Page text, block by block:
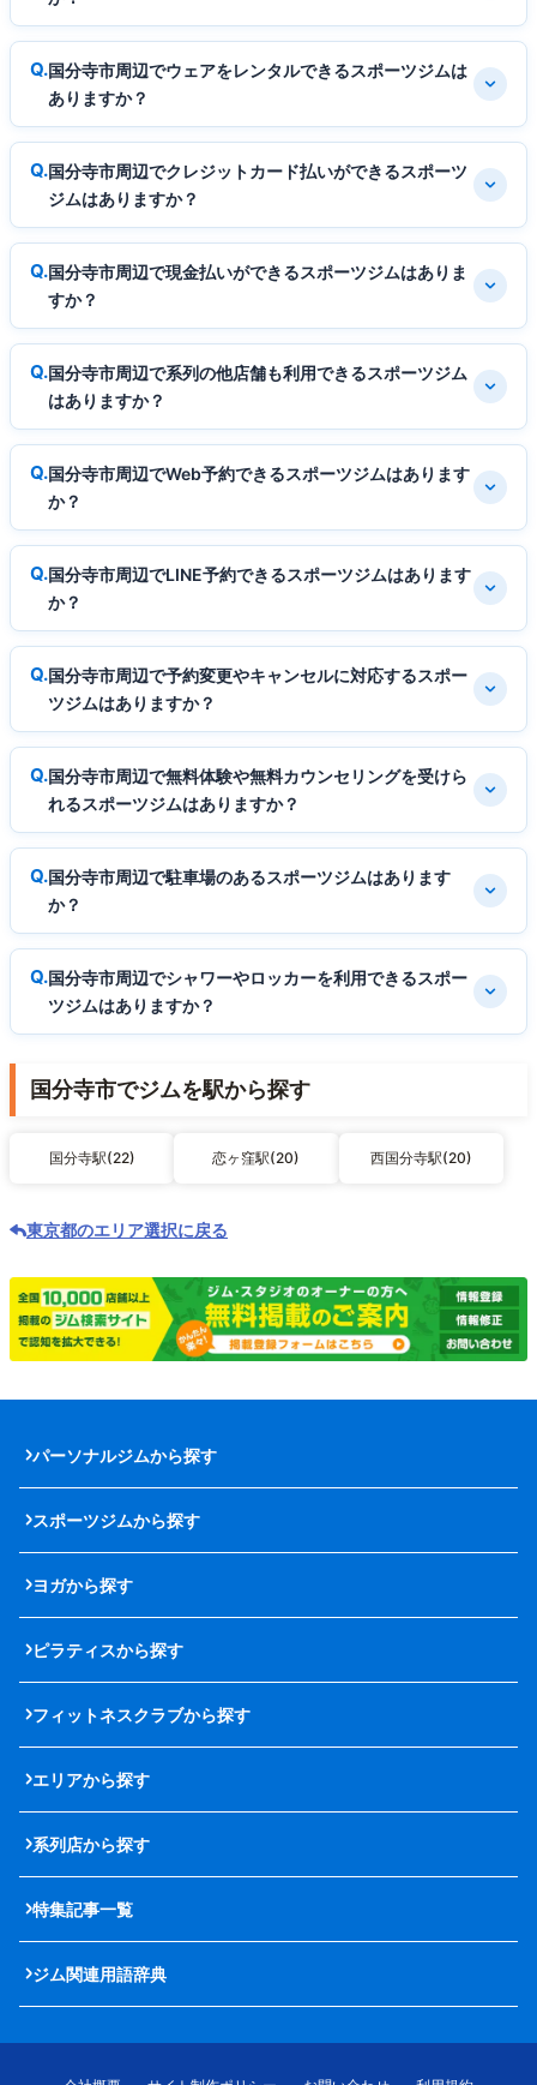
国分寺市周辺でウェアをレンタルできるスポーツジムは
ありますか？
国分寺市周辺でクレジットカード払いができるスポーツ
ジムはありますか？
国分寺市周辺で現金払いができるスポーツジムはありま
すか？
国分寺市周辺で系列の他店舗も利用できるスポーツジム
はありますか？
国分寺市周辺でWeb予約できるスポーツジムはあります
か？
国分寺市周辺でLINE予約できるスポーツジムはあります
か？
国分寺市周辺で予約変更やキャンセルに対応するスポー
ツジムはありますか？
国分寺市周辺で無料体験や無料カウンセリングを受けら
れるスポーツジムはありますか？
国分寺市周辺で駐車場のあるスポーツジムはあります
か？
国分寺市周辺でシャワーやロッカーを利用できるスポー
ツジムはありますか？
国分寺市でジムを駅から探す
国分寺駅(22) 恋ヶ窪駅(20) 西国分寺駅(20)
東京都のエリア選択に戻る
パーソナルジムから探す
スポーツジムから探す
ヨガから探す
ピラティスから探す
フィットネスクラブから探す
エリアから探す
系列店から探す
特集記事一覧
ジム関連用語辞典